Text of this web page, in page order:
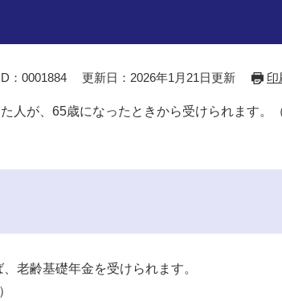
：0001884 更新日：2026年1月21日更新 印
人が、65歳になったときから受けられます。
老齢基礎年金を受けられます。